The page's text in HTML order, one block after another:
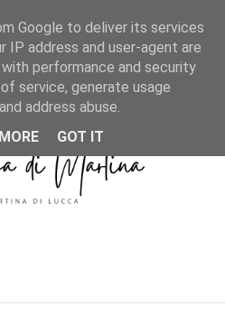
MENU
Google to deliver its services
IP address and user-agent are
performance and security
service, generate usage
address abuse.
GOT IT